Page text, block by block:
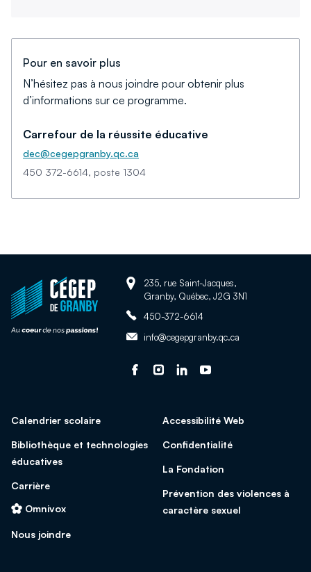
Pour en savoir plus
N’hésitez pas à nous joindre pour obtenir plus
d’informations sur ce programme.
Carrefour de la réussite éducative
dec@cegepgranby.qc.ca
450 372-6614, poste 1304
Retour
à
page
Adresse:235, rue Saint-Jacques,
Granby, Québec, J2G 3N1
Téléphone:
450-372-6614
Adresse
info@cegepgranby.qc.ca
Suivez-
facebook
Ce
une
fenêtre
Suivez-
Instagram
Ce
dans
une
fenêtre
Suivez-
Linked
In
Ce
dans
une
fenêtre
Suivez-
Youtube
Ce
dans
une
fenêtre
Calendrier scolaire
Bibliothèque et technologies
éducatives
Carrière
Omnivox
Nous joindre
Accessibilité Web
Confidentialité
La Fondation
Prévention des violences à
caractère sexuel